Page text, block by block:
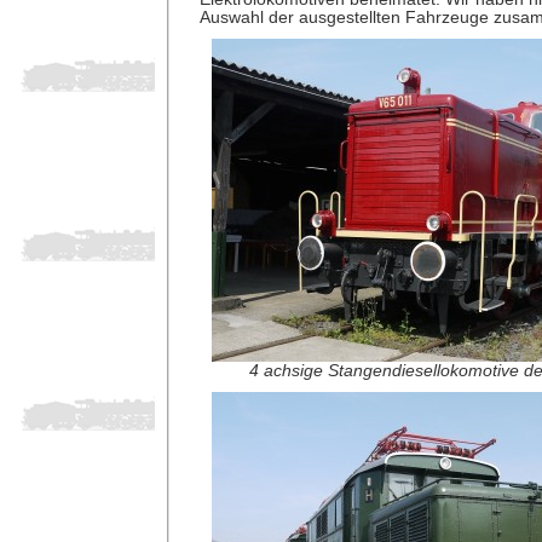
Auswahl der ausgestellten Fahrzeuge
4 achsige Stangendiesellokomotive